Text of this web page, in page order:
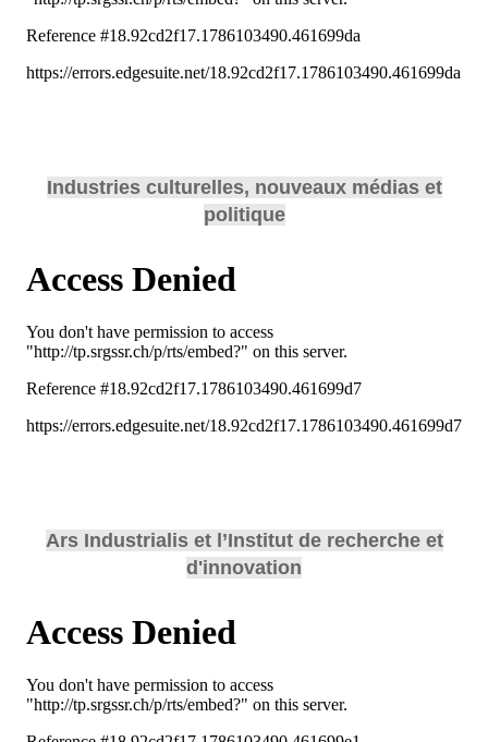
Industries culturelles, nouveaux médias et
politique
Ars Industrialis et l’Institut de recherche et
d'innovation